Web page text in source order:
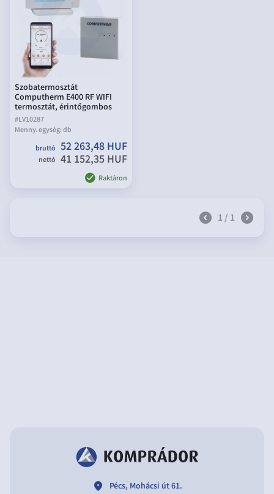
Szobatermosztát
Computherm E400 RF WIFI
termosztát, érintőgombos
#LV10287
Menny. egység:db
bruttó 52 263,48 HUF
nettó 41 152,35 HUF
Raktáron
1 / 1
location Pécs, Mohácsi út 61.